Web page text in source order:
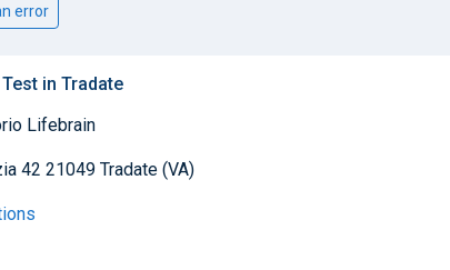
error
in Tradate
Lifebrain
42 21049 Tradate (VA)